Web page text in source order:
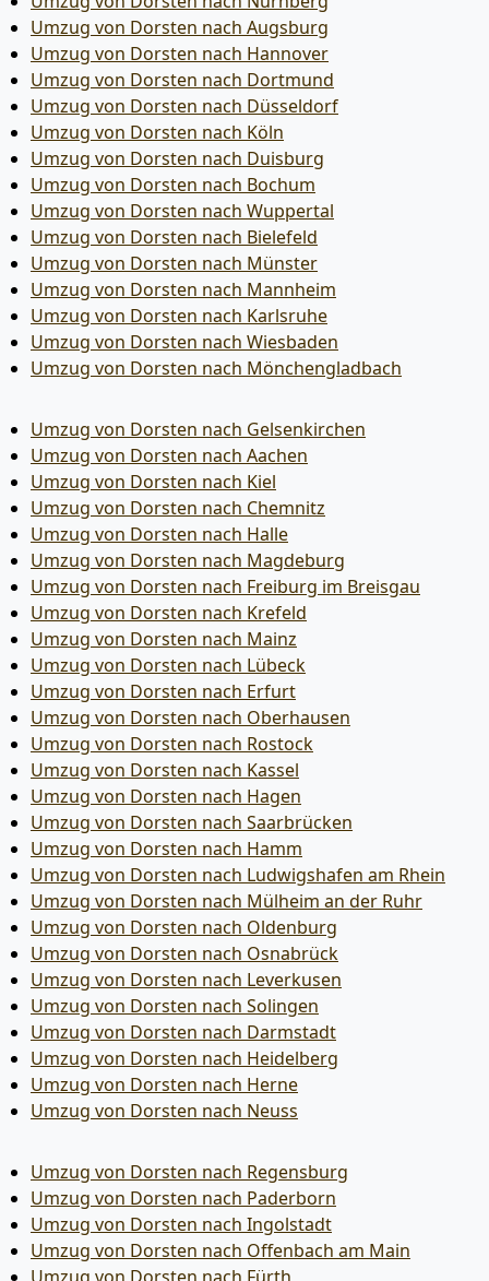
Umzug von Dorsten nach Augsburg
Umzug von Dorsten nach Hannover
Umzug von Dorsten nach Dortmund
Umzug von Dorsten nach Düsseldorf
Umzug von Dorsten nach Köln
Umzug von Dorsten nach Duisburg
Umzug von Dorsten nach Bochum
Umzug von Dorsten nach Wuppertal
Umzug von Dorsten nach Bielefeld
Umzug von Dorsten nach Münster
Umzug von Dorsten nach Mannheim
Umzug von Dorsten nach Karlsruhe
Umzug von Dorsten nach Wiesbaden
Umzug von Dorsten nach Mönchen­gladbach
Umzug von Dorsten nach Gelsenkirchen
Umzug von Dorsten nach Aachen
Umzug von Dorsten nach Kiel
Umzug von Dorsten nach Chemnitz
Umzug von Dorsten nach Halle
Umzug von Dorsten nach Magdeburg
Umzug von Dorsten nach Freiburg im Breisgau
Umzug von Dorsten nach Krefeld
Umzug von Dorsten nach Mainz
Umzug von Dorsten nach Lübeck
Umzug von Dorsten nach Erfurt
Umzug von Dorsten nach Oberhausen
Umzug von Dorsten nach Rostock
Umzug von Dorsten nach Kassel
Umzug von Dorsten nach Hagen
Umzug von Dorsten nach Saarbrücken
Umzug von Dorsten nach Hamm
Umzug von Dorsten nach Ludwigshafen am Rhein
Umzug von Dorsten nach Mülheim an der Ruhr
Umzug von Dorsten nach Oldenburg
Umzug von Dorsten nach Osnabrück
Umzug von Dorsten nach Leverkusen
Umzug von Dorsten nach Solingen
Umzug von Dorsten nach Darmstadt
Umzug von Dorsten nach Heidelberg
Umzug von Dorsten nach Herne
Umzug von Dorsten nach Neuss
Umzug von Dorsten nach Regensburg
Umzug von Dorsten nach Paderborn
Umzug von Dorsten nach Ingolstadt
Umzug von Dorsten nach Offenbach am Main